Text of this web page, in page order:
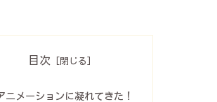
目次
ニメーションに凝れてきた！